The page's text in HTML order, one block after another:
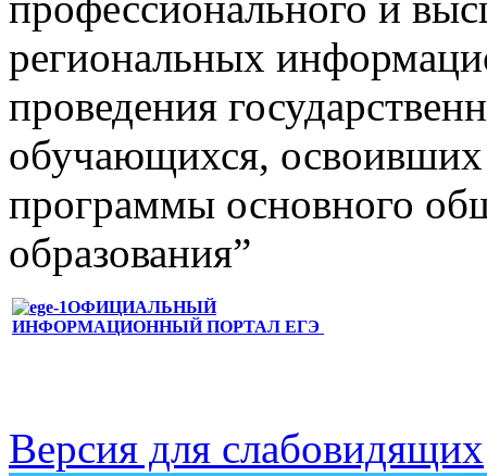
региональных
проведения
обучающихся, освоивших
программы основного
образования”
ОФИЦИАЛЬНЫЙ
ИНФОРМАЦИОННЫЙПОРТАЛ ЕГЭ
Версия для слабовидящих